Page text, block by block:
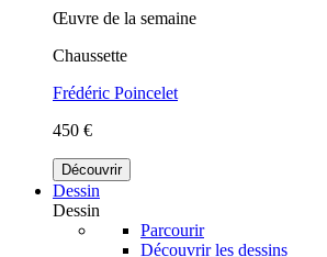
Œuvre de la semaine
Chaussette
Frédéric Poincelet
450 €
Découvrir
Dessin
Dessin
Parcourir
Découvrir les dessins